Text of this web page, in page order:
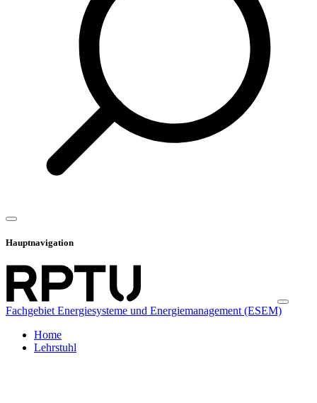
Hauptnavigation
Fachgebiet Energiesysteme und Energiemanagement (ESEM)
Home
Lehrstuhl